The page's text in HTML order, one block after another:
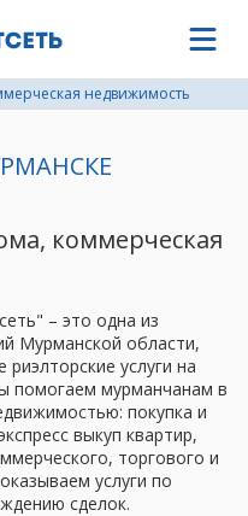
недвижимость
коммерческая
– это одна из
Мурманской области,
услуги на
помогаем мурманчанам в
покупка и
выкуп квартир,
торгового и
услуги по
сделок.